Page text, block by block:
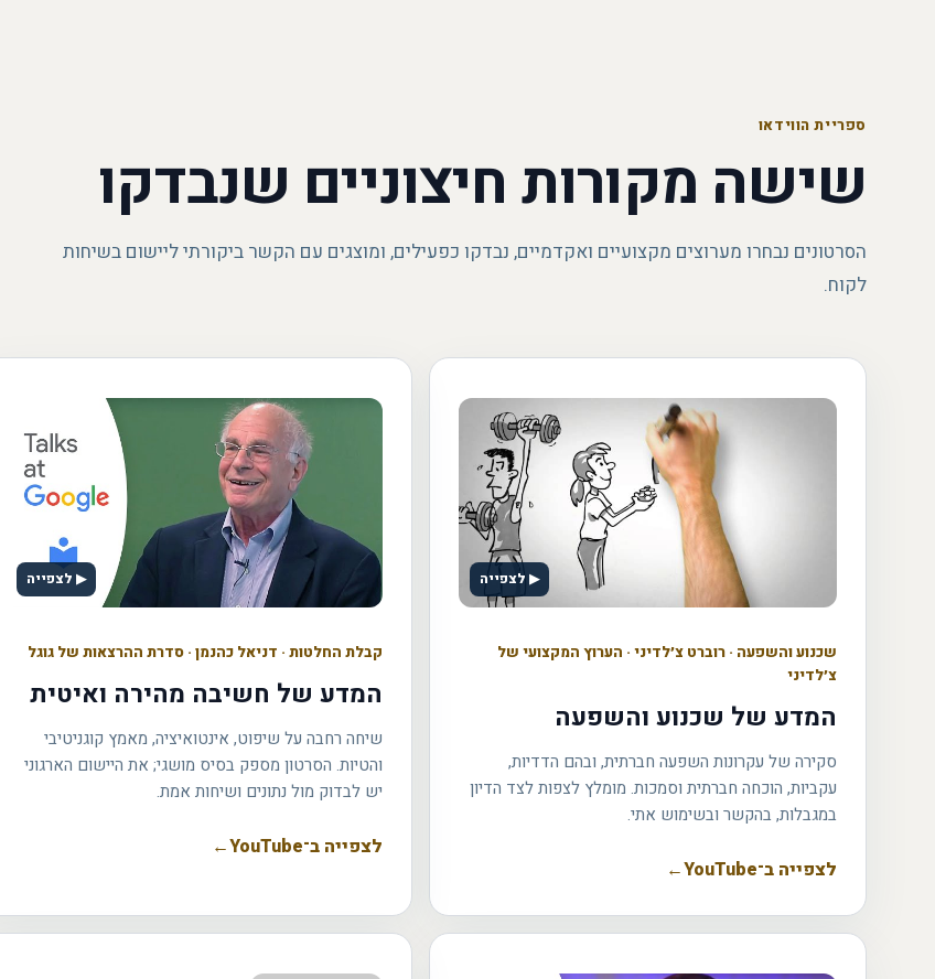
ספריית הווידאו
שישה מקורות חיצוניים שנבדקו
הסרטונים נבחרו מערוצים מקצועיים ואקדמיים, נבדקו כפעילים, ומוצגים עם הקשר ביקורתי ליישום בשיחות
לקוח.
▶ לצפייה
שכנוע והשפעה · רוברט צ׳לדיני · הערוץ המקצועי של
צ׳לדיני
המדע של שכנוע והשפעה
סקירה של עקרונות השפעה חברתית, ובהם הדדיות,
עקביות, הוכחה חברתית וסמכות. מומלץ לצפות לצד הדיון
במגבלות, בהקשר ובשימוש אתי.
לצפייה ב־YouTube ←
▶ לצפייה
קבלת החלטות· דניאל כהנמן · סדרת ההרצאות של גוגל
המדע של חשיבה מהירה ואיטית
שיחה רחבה על שיפוט, אינטואיציה, מאמץ קוגניטיבי
והטיות. הסרטון מספק בסיס מושגי; את היישום הארגוני
יש לבדוק מול נתונים ושיחות אמת.
לצפייה ב־YouTube ←